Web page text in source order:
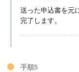
送った申込書を元
完了します。
手順5